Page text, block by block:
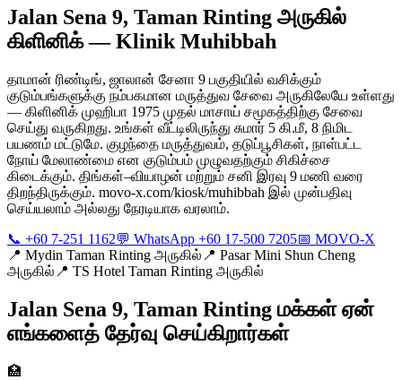
Jalan Sena 9, Taman Rinting அருகில்
கிளினிக் — Klinik Muhibbah
தாமான் ரிண்டிங், ஜாலான் சேனா 9 பகுதியில் வசிக்கும்
குடும்பங்களுக்கு நம்பகமான மருத்துவ சேவை அருகிலேயே உள்ளது
— கிளினிக் முஹிபா 1975 முதல் மாசாய் சமூகத்திற்கு சேவை
செய்து வருகிறது. உங்கள் வீட்டிலிருந்து சுமார் 5 கி.மீ, 8 நிமிட
பயணம் மட்டுமே. குழந்தை மருத்துவம், தடுப்பூசிகள், நாள்பட்ட
நோய் மேலாண்மை என குடும்பம் முழுவதற்கும் சிகிச்சை
கிடைக்கும். திங்கள்–வியாழன் மற்றும் சனி இரவு 9 மணி வரை
திறந்திருக்கும். movo-x.com/kiosk/muhibbah இல் முன்பதிவு
செய்யலாம் அல்லது நேரடியாக வரலாம்.
📞 +60 7-251 1162💬 WhatsApp +60 17-500 7205📅 MOVO-X
📍 Mydin Taman Rinting அருகில் 📍 Pasar Mini Shun Cheng
அருகில் 📍 TS Hotel Taman Rinting அருகில்
Jalan Sena 9, Taman Rinting மக்கள் ஏன்
எங்களைத் தேர்வு செய்கிறார்கள்
🏥